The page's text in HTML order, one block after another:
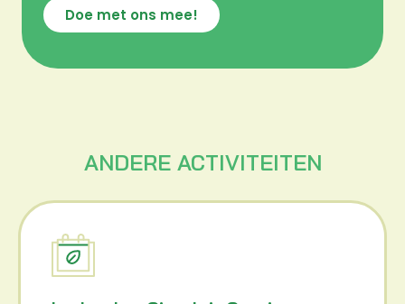
Doe met ons mee!
ANDERE ACTIVITEITEN